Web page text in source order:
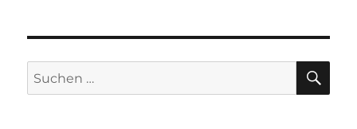
Beiträge
E
Suchen
nach: